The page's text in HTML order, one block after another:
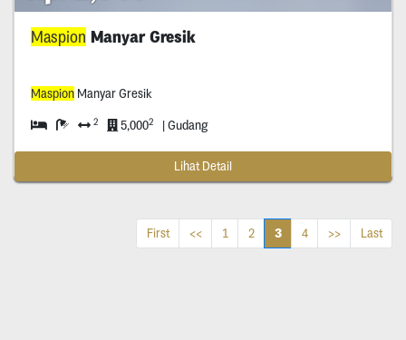
Maspion Manyar Gresik
MaspionManyar Gresik
2 5,0002 | Gudang
Lihat Detail
First << 1 2 3 4 >> Last